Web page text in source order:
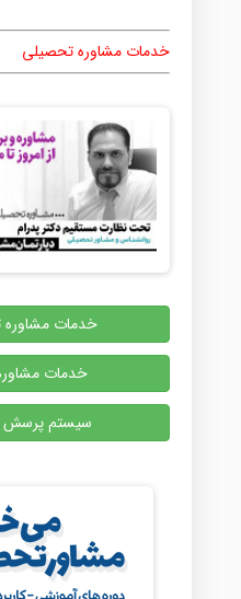
خدمات مشاوره تحصیلی
خدمات
خدمات
سیستم پرسش